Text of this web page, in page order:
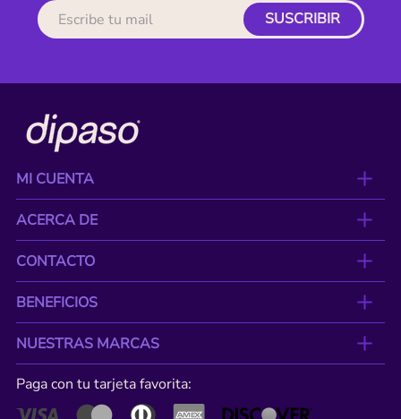
SUSCRIBIR
MI CUENTA
ACERCA DE
CONTACTO
BENEFICIOS
NUESTRAS MARCAS
Paga con tu tarjeta favorita: